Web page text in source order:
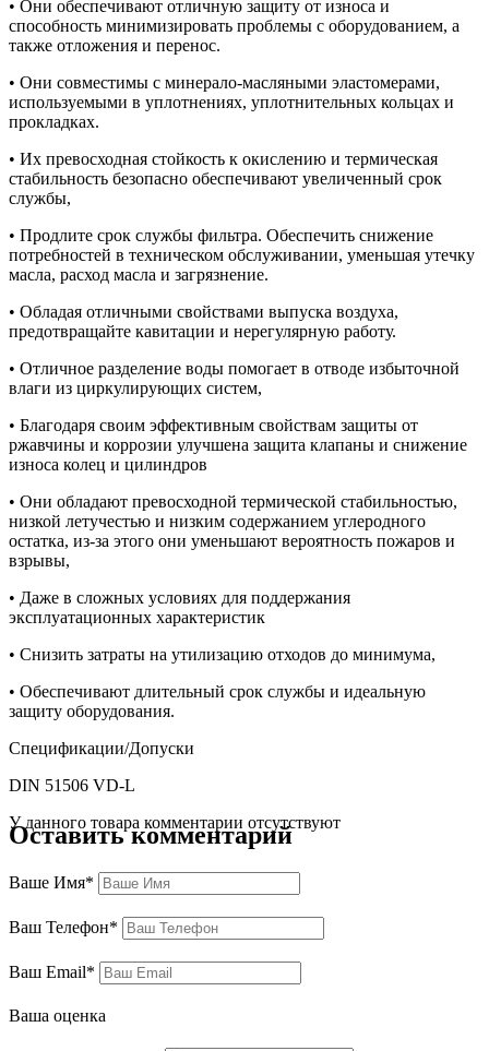
• Они обеспечивают отличную защиту от износа и
способность минимизировать проблемы с оборудованием, а
также отложения и перенос.
• Они совместимы с минерало-масляными эластомерами,
используемыми в уплотнениях, уплотнительных кольцах и
прокладках.
• Их превосходная стойкость к окислению и термическая
стабильность безопасно обеспечивают увеличенный срок
службы,
• Продлите срок службы фильтра. Обеспечить снижение
потребностей в техническом обслуживании, уменьшая утечку
масла, расход масла и загрязнение.
• Обладая отличными свойствами выпуска воздуха,
предотвращайте кавитации и нерегулярную работу.
• Отличное разделение воды помогает в отводе избыточной
влаги из циркулирующих систем,
• Благодаря своим эффективным свойствам защиты от
ржавчины и коррозии улучшена защита клапаны и снижение
износа колец и цилиндров
• Они обладают превосходной термической стабильностью,
низкой летучестью и низким содержанием углеродного
остатка, из-за этого они уменьшают вероятность пожаров и
взрывы,
• Даже в сложных условиях для поддержания
эксплуатационных характеристик
• Снизить затраты на утилизацию отходов до минимума,
• Обеспечивают длительный срок службы и идеальную
защиту оборудования.
Спецификации/Допуски
DIN 51506 VD-L
У данного товара комментарии отсутствуют
Оставить комментарий
Ваше Имя*
Ваш Телефон*
Ваш Email*
Ваша оценка